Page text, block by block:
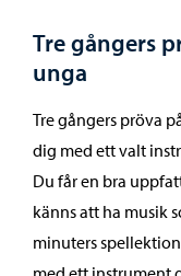
Tre gångers
unga
Tre gångers pröva
dig med ett valt
Du får en bra
känns att ha musik
minuters